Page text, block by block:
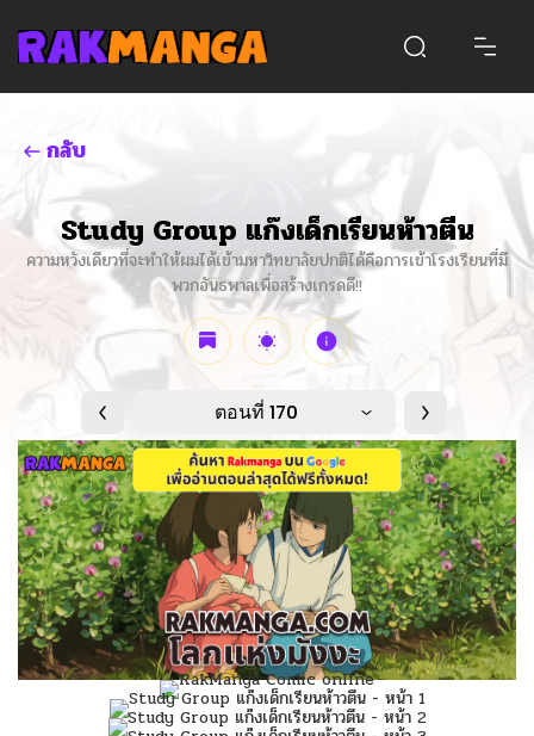
กลับ
Study Group แก๊งเด็กเรียนห้าวตีน
ความหวังเดียวที่จะทำให้ผมได้เข้ามหาวิทยาลัยปกติได้คือการเข้าโรงเรียนที่มี
พวกอันธพาลเพื่อสร้างเกรดดี!!
ตอนที่ 170